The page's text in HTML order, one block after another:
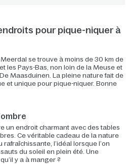
pour pique-niquer à
se trouve à moins de 30 km de
les Pays-Bas, non loin de la Meuse et
Maasduinen. La pleine nature fait de
et unique pour pique-niquer. Bonne
un endroit charmant avec des tables
Ce véritable cadeau de la nature
l’idéal lorsque l’on
du soleil en plein été. Une
y a à manger ?